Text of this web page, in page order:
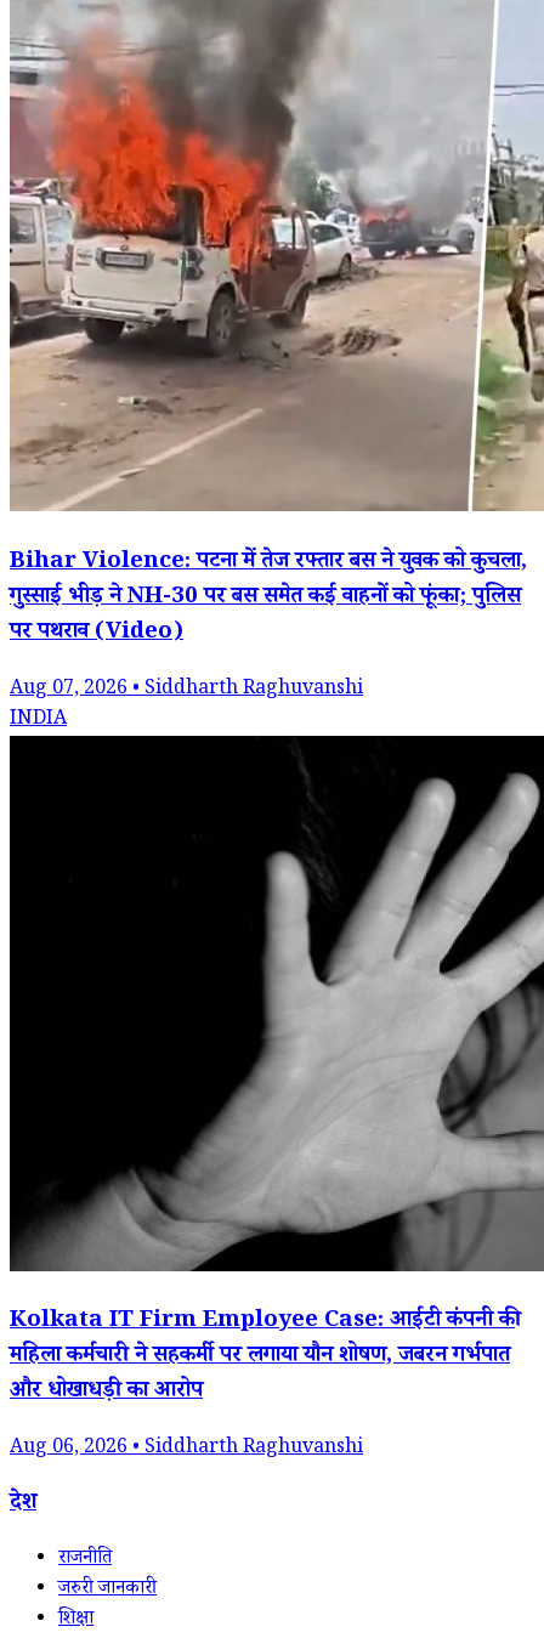
Bihar Violence: पटना में तेज रफ्तार बस ने युवक को कुचला,
गुस्साई भीड़ ने NH-30 पर बस समेत कई वाहनों को फूंका; पुलिस
पर पथराव (Video)
Aug 07, 2026 • Siddharth Raghuvanshi
INDIA
Kolkata IT Firm Employee Case: आईटी कंपनी की
महिला कर्मचारी ने सहकर्मी पर लगाया यौन शोषण, जबरन गर्भपात
और धोखाधड़ी का आरोप
Aug 06, 2026 • Siddharth Raghuvanshi
देश
राजनीति
जरुरी जानकारी
शिक्षा